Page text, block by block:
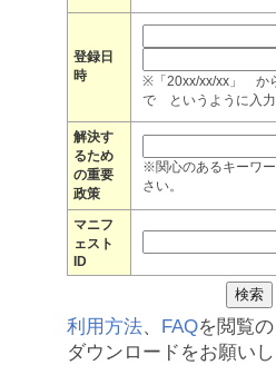
登録日
時
※「20xx/xx/xx」 か
で というように入力
解決す
るため
の重要
政策
※関心のあるキーワ
さい。
マニフ
ェスト
ID
利用方法、 FAQを閲覧の
ダウンロードをお願いし